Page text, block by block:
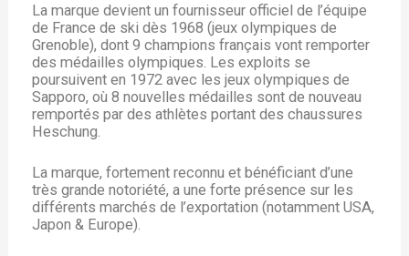
La marque devient un fournisseur officiel de l’équipe
de France de ski dès 1968 (jeux olympiques de
Grenoble), dont 9 champions français vont remporter
des médailles olympiques. Les exploits se
poursuivent en 1972 avec les jeux olympiques de
Sapporo, où 8 nouvelles médailles sont de nouveau
remportés par des athlètes portant des chaussures
Heschung.
La marque, fortement reconnu et bénéficiant d’une
très grande notoriété, a une forte présence sur les
différents marchés de l’exportation (notamment USA,
Japon & Europe).